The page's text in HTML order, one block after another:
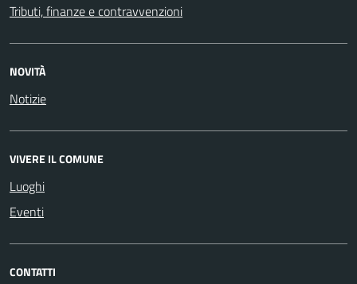
Tributi, finanze e contravvenzioni
NOVITÀ
Notizie
VIVERE IL COMUNE
Luoghi
Eventi
CONTATTI